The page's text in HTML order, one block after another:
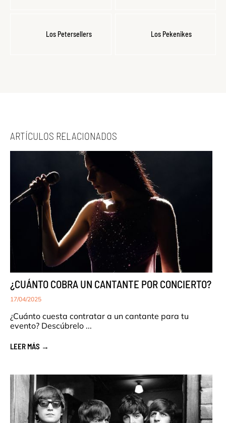
Los Petersellers Los Pekenikes
ARTÍCULOS RELACIONADOS
¿CUÁNTO COBRA UN CANTANTE POR CONCIERTO?
17/04/2025
¿Cuánto cuesta contratar a un cantante para tu
evento? Descúbrelo ...
LEER MÁS →